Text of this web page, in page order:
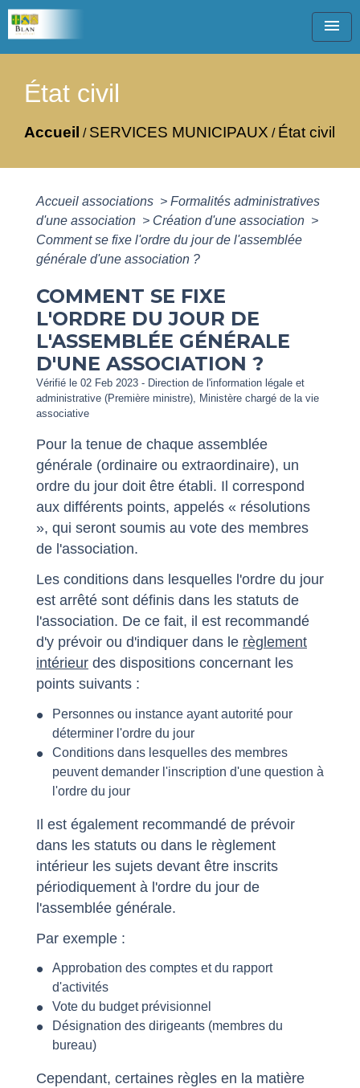
menu
État civil
Accueil / SERVICES MUNICIPAUX / État civil
Accueil associations > Formalités administratives
d'une association > Création d'une association >
Comment se fixe l'ordre du jour de l'assemblée
générale d'une association ?
COMMENT SE FIXE
L'ORDRE DU JOUR DE
L'ASSEMBLÉE GÉNÉRALE
D'UNE ASSOCIATION ?
Vérifié le 02 Feb 2023 - Direction de l'information légale et
administrative (Première ministre), Ministère chargé de la vie
associative
Pour la tenue de chaque assemblée
générale (ordinaire ou extraordinaire), un
ordre du jour doit être établi. Il correspond
aux différents points, appelés « résolutions
», qui seront soumis au vote des membres
de l'association.
Les conditions dans lesquelles l'ordre du jour
est arrêté sont définis dans les statuts de
l'association. De ce fait, il est recommandé
d'y prévoir ou d'indiquer dans le règlement
intérieur des dispositions concernant les
points suivants :
Personnes ou instance ayant autorité pour
déterminer l'ordre du jour
Conditions dans lesquelles des membres
peuvent demander l'inscription d'une question à
l'ordre du jour
Il est également recommandé de prévoir
dans les statuts ou dans le règlement
intérieur les sujets devant être inscrits
périodiquement à l'ordre du jour de
l'assemblée générale.
Par exemple :
Approbation des comptes et du rapport
d'activités
Vote du budget prévisionnel
Désignation des dirigeants (membres du
bureau)
Cependant, certaines règles en la matière